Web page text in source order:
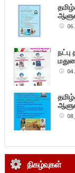
06
04
08
நிகழ்வுகள்